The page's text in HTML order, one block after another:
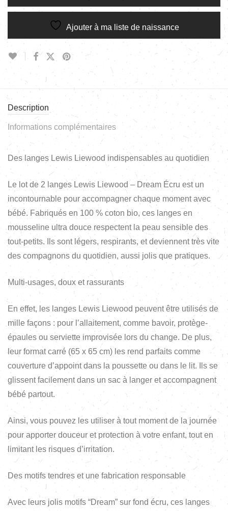
Ajouter à ma liste de naissance
Description
Informations complémentaires
Des langes Lewis Liewood indispensables au quotidien
Le lot de 2 langes Lewis Liewood – Dream Écru est un
incontournable pour accompagner chaque moment avec
bébé. Fabriqués en 100 % coton bio, ces langes en
mousseline ultra douce respectent la peau sensible des
tout-petits. Ils sont légers, respirants, et deviennent très vite
des compagnons du quotidien, aussi jolis que pratiques.
Multi-usages, doux et rassurants
En effet, les langes Lewis Liewood peuvent être utilisés de
mille façons : pour l’allaitement, comme bavoir, protège-
épaules ou serviette improvisée lors du change. De plus,
leur format carré (65 x 65 cm) les rend parfaits comme
couverture d’appoint dans la poussette ou dans le lit. Ils se
glissent facilement dans un sac à langer et accompagnent
bébé partout.
Ainsi, vous pouvez les utiliser à tout moment de la journée
pour apporter douceur et protection à votre enfant, tout en
limitant les risques d’irritation.
Des motifs tendres et une fabrication responsable
Avec leurs jolis motifs “Dream” sur fond écru, ces langes